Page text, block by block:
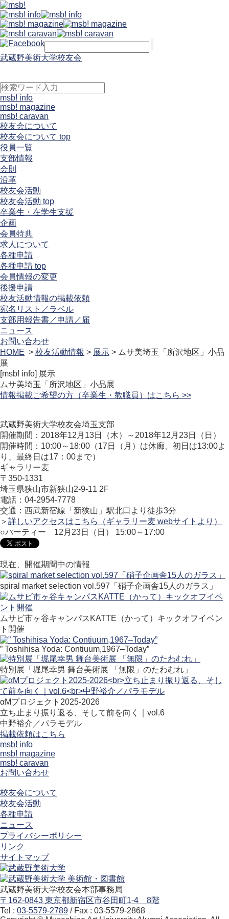
武蔵野美術大学校友会
msb! info
msb! magazine
msb! caravan
校友会について
校友会について top
役員一覧
支部情報
会則
沿革
校友会活動
校友会活動 top
卒業生・在学生支援
企画
会員特典
求人について
各種申請
各種申請 top
会員情報の変更
後援申請
校友活動情報の掲載依頼
宛名リスト／ラベル
支部用報告書／申請／届
ニュース
お問い合わせ
HOME > 校友活動情報 > 展示 > ムサ美埼玉「所沢地区」小品
展
[msb! info] 展示
ムサ美埼玉「所沢地区」小品展
情報掲載ご希望の方（卒業生・教職員）はこちら >>
武蔵野美術大学校友会埼玉支部
開催期間：2018年12月13日（木）～2018年12月23日（日）
開催時間：10:00～18:00（17日（月）は休廊、初日は13:00よ
り、最終日は17：00まで）
ギャラリー麦
〒350-1331
埼玉県狭山市新狭山2-9-11 2F
電話：04-2954-7778
交通： 西武新宿線「新狭山」駅北口より徒歩3分
＞ 詳しいアクセスはこちら（ギャラリー麦 webサイトより）
○パーティー 12月23日（日） 15:00～17:00
現在、開催期間中の情報
spiral market selection vol.597「硝子企画舎15人のガラス」
ムサビ市ヶ谷キャンパスKATTE（かって）キックオフイベン
ト開催
” Toshihisa Yoda: Contiuum,1967–Today”
特別展「堀尾幸男 舞台美術展 「無限」のたわむれ」
αMプロジェクト2025-2026
立ち止まり振り返る、そして前を向く｜vol.6
中野裕介／パラモデル
掲載依頼はこちら
msb! info
msb! magazine
msb! caravan
お問い合わせ
校友会について
校友会活動
各種申請
ニュース
プライバシーポリシー
リンク
サイトマップ
武蔵野美術大学校友会本部事務局
〒162-0843 東京都新宿区市谷田町1-4 8階
Tel : 03-5579-2789 / Fax : 03-5579-2868